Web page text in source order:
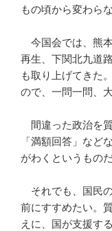
もの頃から変わらな
今国会では、熊
再生、下関北九道
も取り上げてきた
ので、一問一問、
間違った政治を
「満額回答」など
がわくというものだ
それでも、国民
前にすすめたい。
えに、国が支援す